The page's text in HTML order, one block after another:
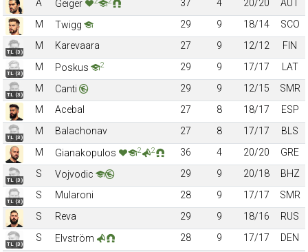
A
Geiger 37 4 20/20
AUT
M
Twigg 29 9 18/14 SCO
TL (3)
M Karevaara 27 9 12/12 FIN
TL (3)
M Poskus 2 29 9 17/17 LAT
TL (3)
M Canti 29 9 12/15
SMR
M
Acebal 27 8 18/17 ESP
TL (3)
M Balachonav 27 8 17/17
BLS
M
Gianakopulos 2 2 36 4 20/20 GRE
TL (3)
S Vojvodic 29 9 20/18 BHZ
TL (3)
S Mularoni 28 9 17/17
SMR
S
Reva 29 9 18/16 RUS
TL (3)
S Elvström 28 9 17/17 DEN